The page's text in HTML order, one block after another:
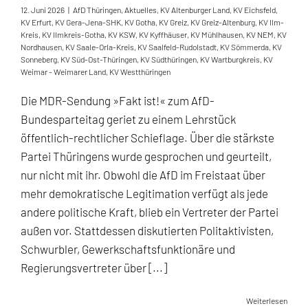
12. Juni 2026 | AfD Thüringen, Aktuelles, KV Altenburger Land, KV Eichsfeld,
KV Erfurt, KV Gera-Jena-SHK, KV Gotha, KV Greiz, KV Greiz-Altenburg, KV Ilm-
Kreis, KV Ilmkreis-Gotha, KV KSW, KV Kyffhäuser, KV Mühlhausen, KV NEM, KV
Nordhausen, KV Saale-Orla-Kreis, KV Saalfeld-Rudolstadt, KV Sömmerda, KV
Sonneberg, KV Süd-Ost-Thüringen, KV Südthüringen, KV Wartburgkreis, KV
Weimar - Weimarer Land, KV Westthüringen
Die MDR-Sendung »Fakt ist!« zum AfD-
Bundesparteitag geriet zu einem Lehrstück
öffentlich-rechtlicher Schieflage. Über die stärkste
Partei Thüringens wurde gesprochen und geurteilt,
nur nicht mit ihr. Obwohl die AfD im Freistaat über
mehr demokratische Legitimation verfügt als jede
andere politische Kraft, blieb ein Vertreter der Partei
außen vor. Stattdessen diskutierten Politaktivisten,
Schwurbler, Gewerkschaftsfunktionäre und
Regierungsvertreter über [...]
Weiterlesen